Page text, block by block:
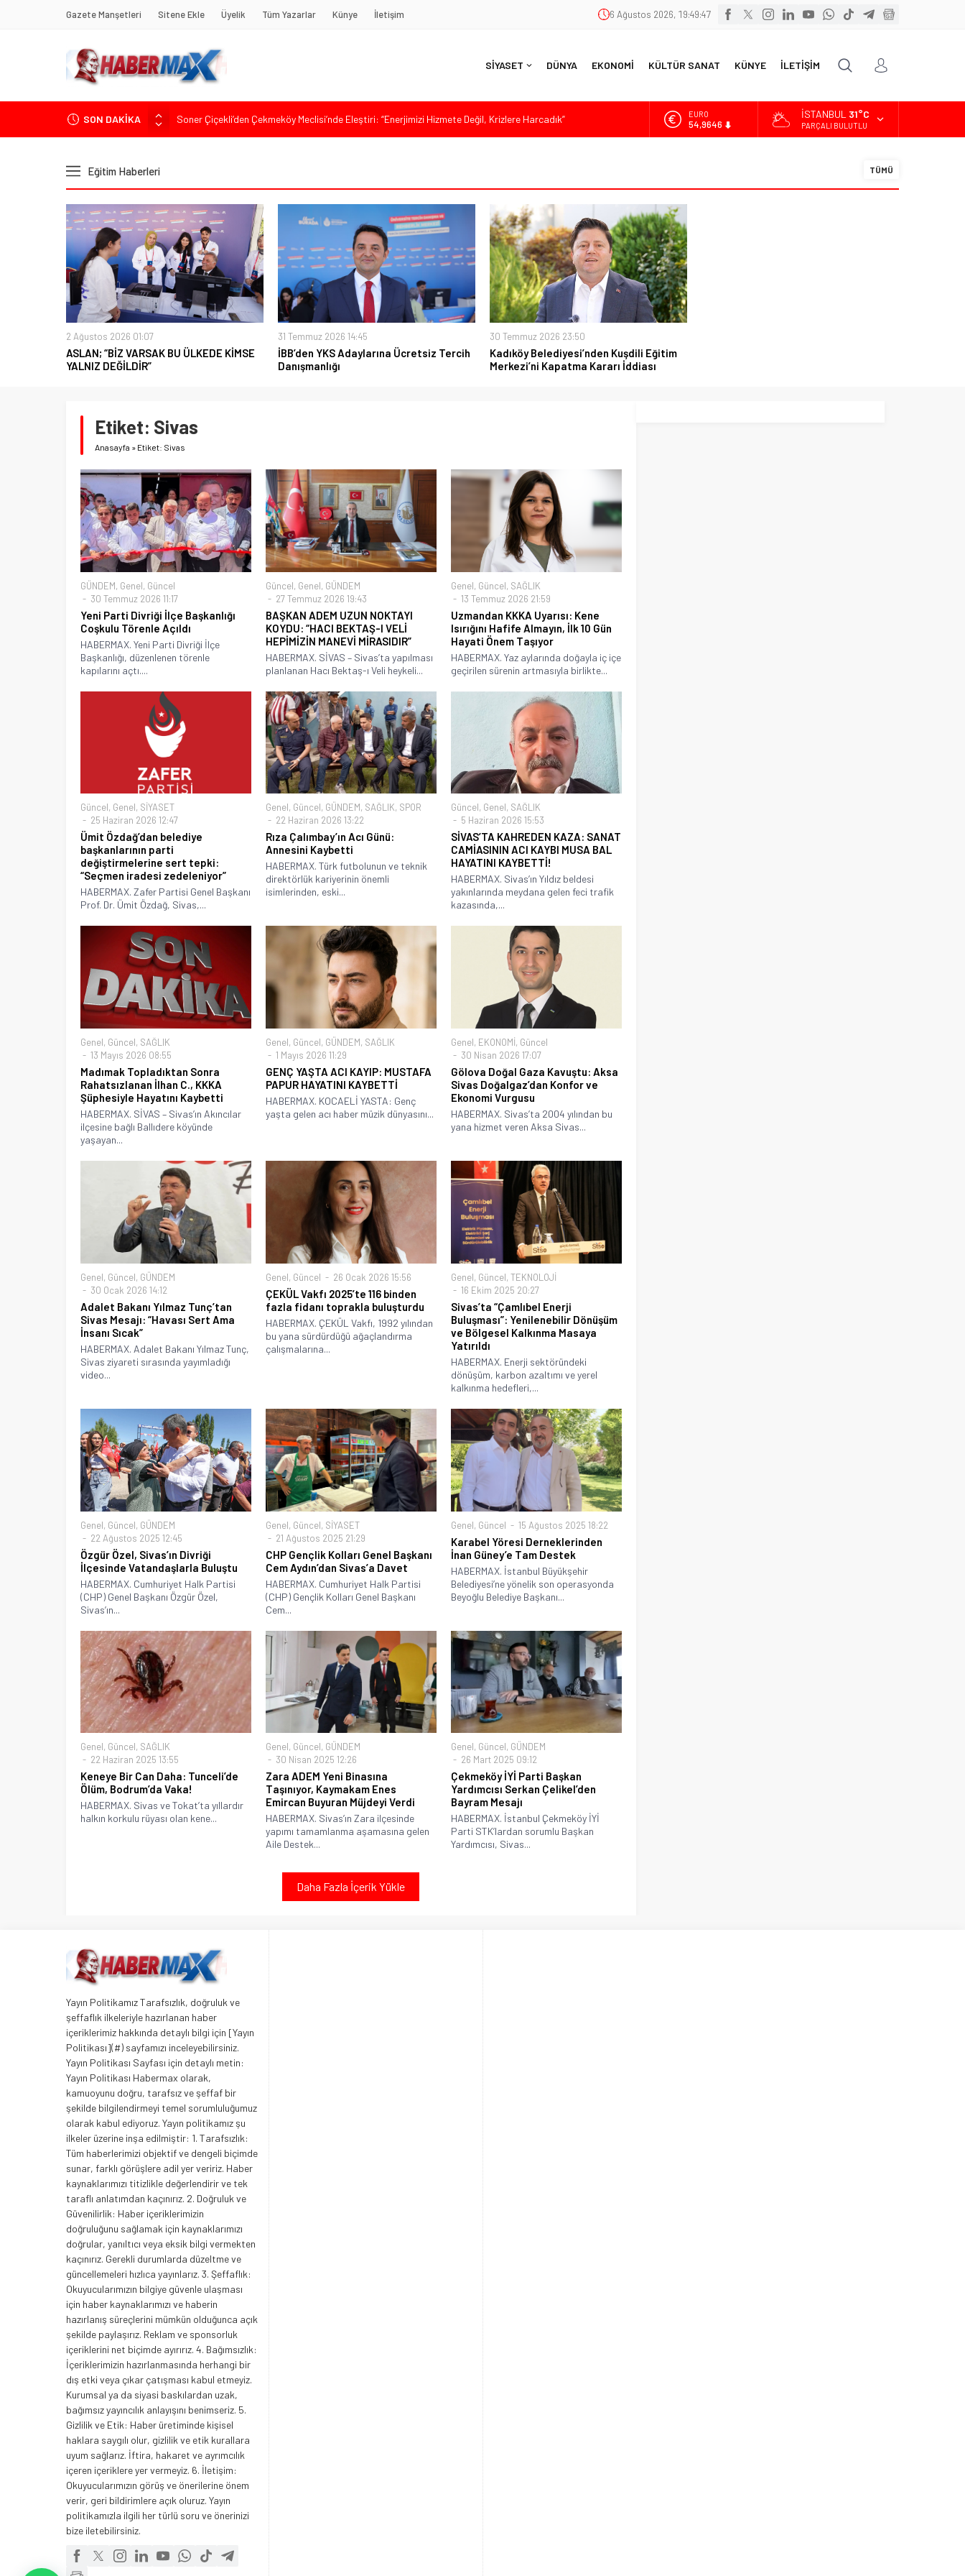
Gazete Manşetleri Sitene Ekle Üyelik Tüm Yazarlar Künye İletişim 6 Ağustos 2026, 19:49:48
SİYASET DÜNYA EKONOMİ KÜLTÜR SANAT KÜNYE İLETİŞİM
SON DAKİKA
Edremit’te Kaymakam Ahmet Odabaş’a Duygu Dolu Veda Gecesi
Tarihçi Yusuf Halaçoğlu’ndan TBMM’ye Sunulan Yasa Teklifine Sert Eleştiri: “Osmanlı’nın Hukuk Anlayışının
Soner Çiçekli’den Çekmeköy Meclisi’nde Eleştiri: “Enerjimizi Hizmete Değil, Krizlere Harcadık”
EURO
54,9646
İSTANBUL 31°C
PARÇALI BULUTLU
Eğitim Haberleri TÜMÜ
2 Ağustos 2026 01:07
ASLAN; “BİZ VARSAK BU ÜLKEDE KİMSE
YALNIZ DEĞİLDİR”
31 Temmuz 2026 14:45
İBB’den YKS Adaylarına Ücretsiz Tercih
Danışmanlığı
30 Temmuz 2026 23:50
Kadıköy Belediyesi’nden Kuşdili Eğitim
Merkezi’ni Kapatma Kararı İddiası
Etiket: Sivas
Anasayfa » Etiket: Sivas
GÜNDEM, Genel, Güncel
30 Temmuz 2026 11:17
Yeni Parti Divriği İlçe Başkanlığı
Coşkulu Törenle Açıldı
HABERMAX. Yeni Parti Divriği İlçe
Başkanlığı, düzenlenen törenle
kapılarını açtı....
Güncel, Genel, GÜNDEM
27 Temmuz 2026 19:43
BAŞKAN ADEM UZUN NOKTAYI
KOYDU: “HACI BEKTAŞ-I VELİ
HEPİMİZİN MANEVİ MİRASIDIR”
HABERMAX. SİVAS – Sivas’ta yapılması
planlanan Hacı Bektaş-ı Veli heykeli...
Genel, Güncel, SAĞLIK
13 Temmuz 2026 21:59
Uzmandan KKKA Uyarısı: Kene
Isırığını Hafife Almayın, İlk 10 Gün
Hayati Önem Taşıyor
HABERMAX. Yaz aylarında doğayla iç içe
geçirilen sürenin artmasıyla birlikte...
Güncel, Genel, SİYASET
25 Haziran 2026 12:47
Ümit Özdağ’dan belediye
başkanlarının parti
değiştirmelerine sert tepki:
“Seçmen iradesi zedeleniyor”
HABERMAX. Zafer Partisi Genel Başkanı
Prof. Dr. Ümit Özdağ, Sivas,...
Genel, Güncel, GÜNDEM, SAĞLIK, SPOR
22 Haziran 2026 13:22
Rıza Çalımbay’ın Acı Günü:
Annesini Kaybetti
HABERMAX. Türk futbolunun ve teknik
direktörlük kariyerinin önemli
isimlerinden, eski...
Güncel, Genel, SAĞLIK
5 Haziran 2026 15:53
SİVAS’TA KAHREDEN KAZA: SANAT
CAMİASININ ACI KAYBI MUSA BAL
HAYATINI KAYBETTİ!
HABERMAX. Sivas’ın Yıldız beldesi
yakınlarında meydana gelen feci trafik
kazasında,...
Genel, Güncel, SAĞLIK
13 Mayıs 2026 08:55
Madımak Topladıktan Sonra
Rahatsızlanan İlhan C., KKKA
Şüphesiyle Hayatını Kaybetti
HABERMAX. SİVAS – Sivas’ın Akıncılar
ilçesine bağlı Ballıdere köyünde
yaşayan...
Genel, Güncel, GÜNDEM, SAĞLIK
1 Mayıs 2026 11:29
GENÇ YAŞTA ACI KAYIP: MUSTAFA
PAPUR HAYATINI KAYBETTİ
HABERMAX. KOCAELİ YASTA: Genç
yaşta gelen acı haber müzik dünyasını...
Genel, EKONOMİ, Güncel
30 Nisan 2026 17:07
Gölova Doğal Gaza Kavuştu: Aksa
Sivas Doğalgaz’dan Konfor ve
Ekonomi Vurgusu
HABERMAX. Sivas’ta 2004 yılından bu
yana hizmet veren Aksa Sivas...
Genel, Güncel, GÜNDEM
30 Ocak 2026 14:12
Adalet Bakanı Yılmaz Tunç’tan
Sivas Mesajı: “Havası Sert Ama
İnsanı Sıcak”
HABERMAX. Adalet Bakanı Yılmaz Tunç,
Sivas ziyareti sırasında yayımladığı
video...
Genel, Güncel 26 Ocak 2026 15:56
ÇEKÜL Vakfı 2025’te 116 binden
fazla fidanı toprakla buluşturdu
HABERMAX. ÇEKÜL Vakfı, 1992 yılından
bu yana sürdürdüğü ağaçlandırma
çalışmalarına...
Genel, Güncel, TEKNOLOJİ
16 Ekim 2025 20:27
Sivas’ta “Çamlıbel Enerji
Buluşması”: Yenilenebilir Dönüşüm
ve Bölgesel Kalkınma Masaya
Yatırıldı
HABERMAX. Enerji sektöründeki
dönüşüm, karbon azaltımı ve yerel
kalkınma hedefleri,...
Genel, Güncel, GÜNDEM
22 Ağustos 2025 12:45
Özgür Özel, Sivas’ın Divriği
İlçesinde Vatandaşlarla Buluştu
HABERMAX. Cumhuriyet Halk Partisi
(CHP) Genel Başkanı Özgür Özel,
Sivas’ın...
Genel, Güncel, SİYASET
21 Ağustos 2025 21:29
CHP Gençlik Kolları Genel Başkanı
Cem Aydın’dan Sivas’a Davet
HABERMAX. Cumhuriyet Halk Partisi
(CHP) Gençlik Kolları Genel Başkanı
Cem...
Genel, Güncel 15 Ağustos 2025 18:22
Karabel Yöresi Derneklerinden
İnan Güney’e Tam Destek
HABERMAX. İstanbul Büyükşehir
Belediyesi’ne yönelik son operasyonda
Beyoğlu Belediye Başkanı...
Genel, Güncel, SAĞLIK
22 Haziran 2025 13:55
Keneye Bir Can Daha: Tunceli’de
Ölüm, Bodrum’da Vaka!
HABERMAX. Sivas ve Tokat’ta yıllardır
halkın korkulu rüyası olan kene...
Genel, Güncel, GÜNDEM
30 Nisan 2025 12:26
Zara ADEM Yeni Binasına
Taşınıyor, Kaymakam Enes
Emircan Buyuran Müjdeyi Verdi
HABERMAX. Sivas’ın Zara ilçesinde
yapımı tamamlanma aşamasına gelen
Aile Destek...
Genel, Güncel, GÜNDEM
26 Mart 2025 09:12
Çekmeköy İYİ Parti Başkan
Yardımcısı Serkan Çelikel’den
Bayram Mesajı
HABERMAX. İstanbul Çekmeköy İYİ
Parti STK’lardan sorumlu Başkan
Yardımcısı, Sivas...
Daha Fazla İçerik Yükle
Yayın Politikamız Tarafsızlık, doğruluk ve
şeffaflık ilkeleriyle hazırlanan haber
içeriklerimiz hakkında detaylı bilgi için [Yayın
Politikası](#) sayfamızı inceleyebilirsiniz.
Yayın Politikası Sayfası için detaylı metin:
Yayın Politikası Habermax olarak,
kamuoyunu doğru, tarafsız ve şeffaf bir
şekilde bilgilendirmeyi temel sorumluluğumuz
olarak kabul ediyoruz. Yayın politikamız şu
ilkeler üzerine inşa edilmiştir: 1. Tarafsızlık:
Tüm haberlerimizi objektif ve dengeli biçimde
sunar, farklı görüşlere adil yer veririz. Haber
kaynaklarımızı titizlikle değerlendirir ve tek
taraflı anlatımdan kaçınırız. 2. Doğruluk ve
Güvenilirlik: Haber içeriklerimizin
doğruluğunu sağlamak için kaynaklarımızı
doğrular, yanıltıcı veya eksik bilgi vermekten
kaçınırız. Gerekli durumlarda düzeltme ve
güncellemeleri hızlıca yayınlarız. 3. Şeffaflık:
Okuyucularımızın bilgiye güvenle ulaşması
için haber kaynaklarımızı ve haberin
hazırlanış süreçlerini mümkün olduğunca açık
şekilde paylaşırız. Reklam ve sponsorluk
içeriklerini net biçimde ayırırız. 4. Bağımsızlık:
İçeriklerimizin hazırlanmasında herhangi bir
dış etki veya çıkar çatışması kabul etmeyiz.
Kurumsal ya da siyasi baskılardan uzak,
bağımsız yayıncılık anlayışını benimseriz. 5.
Gizlilik ve Etik: Haber üretiminde kişisel
haklara saygılı olur, gizlilik ve etik kurallara
uyum sağlarız. İftira, hakaret ve ayrımcılık
içeren içeriklere yer vermeyiz. 6. İletişim:
Okuyucularımızın görüş ve önerilerine önem
verir, geri bildirimlere açık oluruz. Yayın
politikamızla ilgili her türlü soru ve önerinizi
bize iletebilirsiniz.